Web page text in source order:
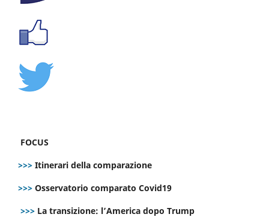
FOCUS
>>> Itinerari della comparazione
>>> Osservatorio comparato Covid19
>>> La transizione: l’America dopo Trump